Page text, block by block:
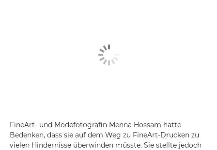
FineArt- und Modefotografin Menna Hossam hatte
Bedenken, dass sie auf dem Weg zu FineArt-Drucken zu
vielen Hindernisse überwinden müsste. Sie stellte jedoch